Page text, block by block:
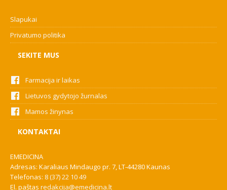
Slapukai
Privatumo politika
SEKITE MUS
Farmacija ir laikas
Lietuvos gydytojo žurnalas
Mamos žinynas
KONTAKTAI
EMEDICINA
Adresas: Karaliaus Mindaugo pr. 7, LT-44280 Kaunas
Telefonas: 8 (37) 22 10 49
El. paštas redakcija@emedicina.lt